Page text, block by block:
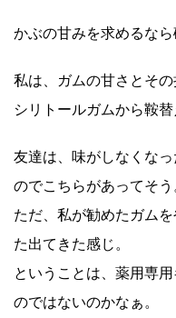
かぶの甘みを求めるな
私は、ガムの甘さとそ
シリトールガムから鞍
友達は、味がしなくな
のでこちらがあってそう
ただ、私が勧めたガム
た出てきた感じ。
ということは、薬用専
のではないのかなぁ。